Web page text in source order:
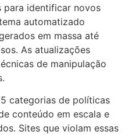
para identificar novos
automatizado
em massa até
As atualizações
de manipulação
categorias de políticas
conteúdo em escala e
Sites que violam essas